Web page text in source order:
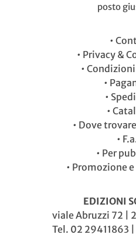
posto
•
• Privacy &
•
•
•
•
• Dove
•
• Per
• Promozione
EDIZIONI
viale Abruzzi 72 |
Tel. 02 29411863 |